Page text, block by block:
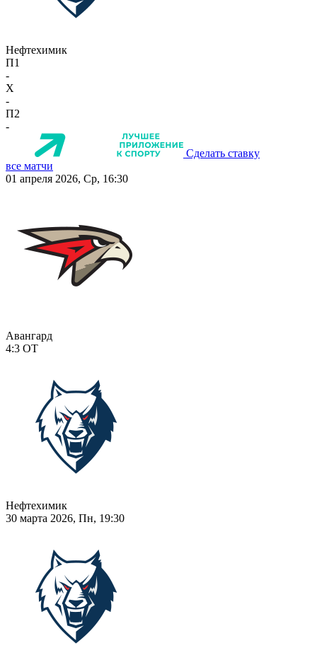
Нефтехимик
П1
-
X
-
П2
-
Сделать ставку
все матчи
01 апреля 2026, Ср, 16:30
Авангард
4:3 ОТ
Нефтехимик
30 марта 2026, Пн, 19:30